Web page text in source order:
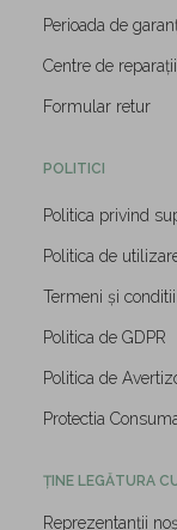
Perioada de
Centre de reparații
Formular retur
POLITICI
Politica privind
Politica de
Termeni și conditii
Politica de GDPR
Politica de
Protectia
ȚINE LEGĂTURA
Reprezentanții